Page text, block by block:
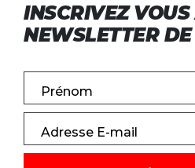
INSCRIVEZ
NEWSLETTER
Prénom
Adresse E-mail